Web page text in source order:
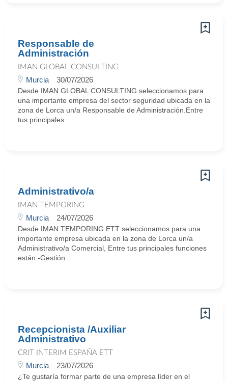
Responsable de
Administración
IMAN GLOBAL CONSULTING
Murcia 30/07/2026
Desde IMAN GLOBAL CONSULTING seleccionamos para
una importante empresa del sector seguridad ubicada en la
zona de Lorca un/a Responsable de Administración.Entre
tus principales ...
Administrativo/a
IMAN TEMPORING
Murcia 24/07/2026
Desde IMAN TEMPORING ETT seleccionamos para una
importante empresa ubicada en la zona de Lorca un/a
Administrativo/a Comercial, Entre tus principales funciones
están:-Gestión ...
Recepcionista /Auxiliar
Administrativo
CRIT INTERIM ESPAÑA ETT
Murcia 23/07/2026
¿Te gustaría formar parte de una empresa líder en el